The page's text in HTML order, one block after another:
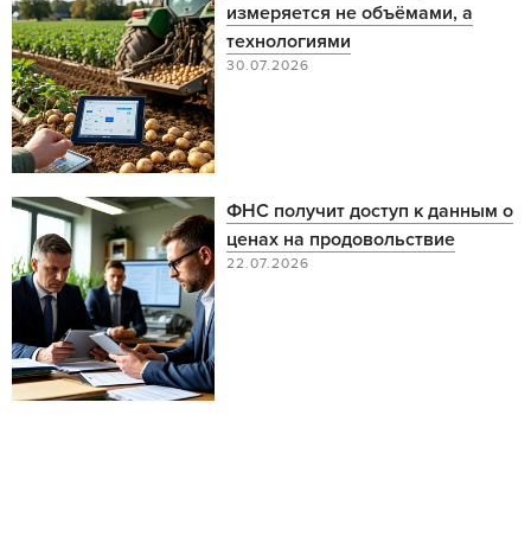
измеряется не объёмами, а
технологиями
30.07.2026
ФНС получит доступ к данным о
ценах на продовольствие
22.07.2026